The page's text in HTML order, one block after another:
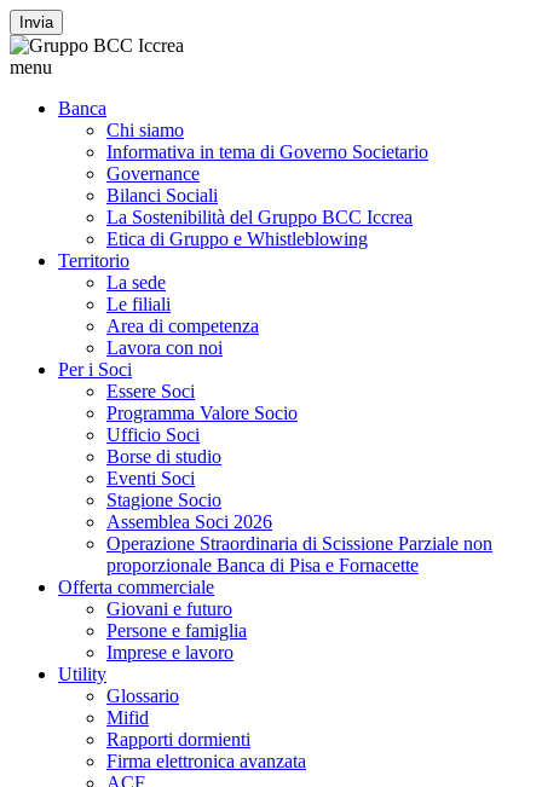
Invia
menu
Banca
Chi siamo
Informativa in tema di Governo Societario
Governance
Bilanci Sociali
La Sostenibilità del Gruppo BCC Iccrea
Etica di Gruppo e Whistleblowing
Territorio
La sede
Le filiali
Area di competenza
Lavora con noi
Per i Soci
Essere Soci
Programma Valore Socio
Ufficio Soci
Borse di studio
Eventi Soci
Stagione Socio
Assemblea Soci 2026
Operazione Straordinaria di Scissione Parziale non
proporzionale Banca di Pisa e Fornacette
Offerta commerciale
Giovani e futuro
Persone e famiglia
Imprese e lavoro
Utility
Glossario
Mifid
Rapporti dormienti
Firma elettronica avanzata
ACF